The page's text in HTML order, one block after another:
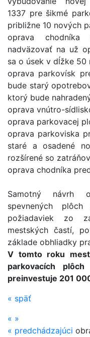
1337 pre šikmé
približne 10 nových
oprava
nadväzovať na už
sa o úsek v dĺžke 50
oprava parkovísk
bude starý
ktorý bude
oprava vnútro-
oprava parkovacej
oprava parkoviska
staré a osadené
rozšírené so
oprava chodníka
Samotný návrh
spevnených
požiadaviek zo
mestských častí,
základe obhliadky
V tomto roku
parkovacích
preinvestuje 201
« späť
« »
« predchádzajúci